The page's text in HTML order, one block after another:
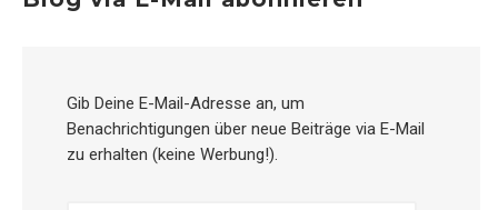
Gib Deine E-Mail-Adresse an, um
Benachrichtigungen über neue Beiträge via E-Mail
zu erhalten (keine Werbung!).